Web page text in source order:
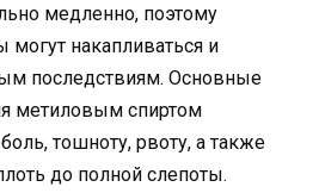
медленно, поэтому
накапливаться и
последствиям. Основные
метиловым спиртом
тошноту, рвоту, а также
до полной слепоты.